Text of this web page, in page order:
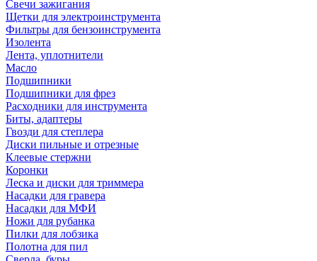
Свечи зажигания
Щетки для электроинструмента
Фильтры для бензоинструмента
Изолента
Лента, уплотнители
Масло
Подшипники
Подшипники для фрез
Расходники для инструмента
Биты, адаптеры
Гвозди для степлера
Диски пильные и отрезные
Клеевые стержни
Коронки
Леска и диски для триммера
Насадки для гравера
Насадки для МФИ
Ножи для рубанка
Пилки для лобзика
Полотна для пил